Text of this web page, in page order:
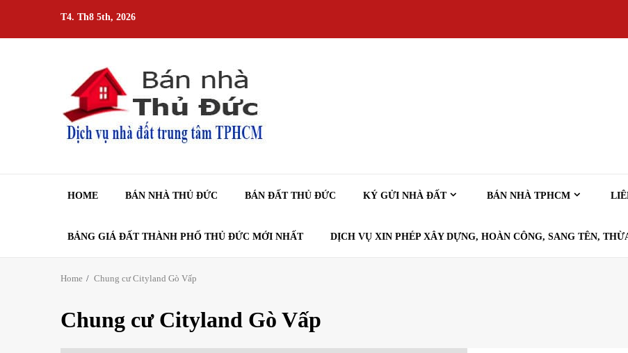
content
T4. Th8 5th, 2026
HOME BÁN NHÀ THỦ ĐỨC BÁN ĐẤT THỦ ĐỨC KÝ GỬI NHÀ ĐẤT BÁN NHÀ TPHCM
BẢNG GIÁ ĐẤT THÀNH PHỐ THỦ ĐỨC MỚI NHẤT DỊCH VỤ XIN PHÉP XÂY DỰNG, HOÀN CÔNG, SANG TÊN,
Home Chung cư Cityland Gò Vấp
Chung cư Cityland Gò Vấp